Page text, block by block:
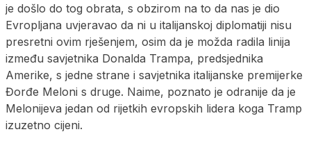
je došlo do tog obrata, s obzirom na to da nas je dio
Evropljana uvjeravao da ni u italijanskoj diplomatiji nisu
presretni ovim rješenjem, osim da je možda radila linija
između savjetnika Donalda Trampa, predsjednika
Amerike, s jedne strane i savjetnika italijanske premijerke
Đorđe Meloni s druge. Naime, poznato je odranije da je
Melonijeva jedan od rijetkih evropskih lidera koga Tramp
izuzetno cijeni.